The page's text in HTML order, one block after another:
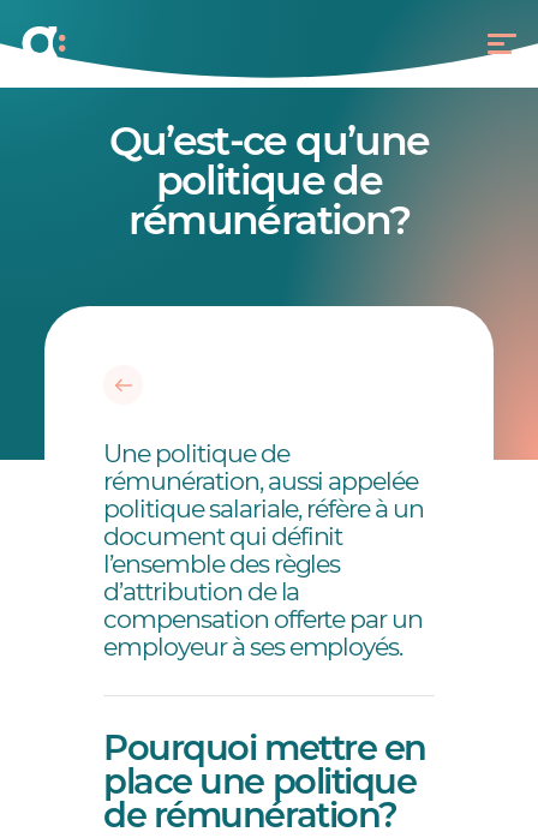
Qu’est-ce qu’une
politique de
rémunération?
Une politique de
rémunération, aussi appelée
politique salariale, réfère à un
document qui définit
l’ensemble des règles
d’attribution de la
compensation offerte par un
employeur à ses employés.
Pourquoi mettre en
place une politique
de rémunération?